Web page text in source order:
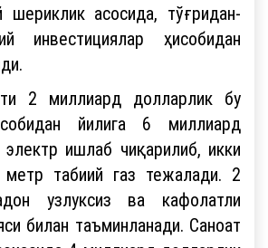
шериклик асосида, тўғридан-
инвестициялар ҳисобидан
2 миллиард долларлик бу
йилига 6 миллиард
электр ишлаб чиқарилиб, икки
табиий газ тежалади. 2
узлуксиз ва кафолатли
билан таъминланади. Саноат